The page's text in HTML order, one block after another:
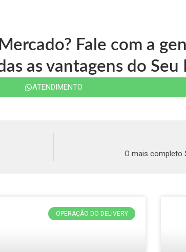
Fale com a
as vantagens do Seu
ATENDIMENTO
O mais completo
OPERAÇÃO DO DELIVERY